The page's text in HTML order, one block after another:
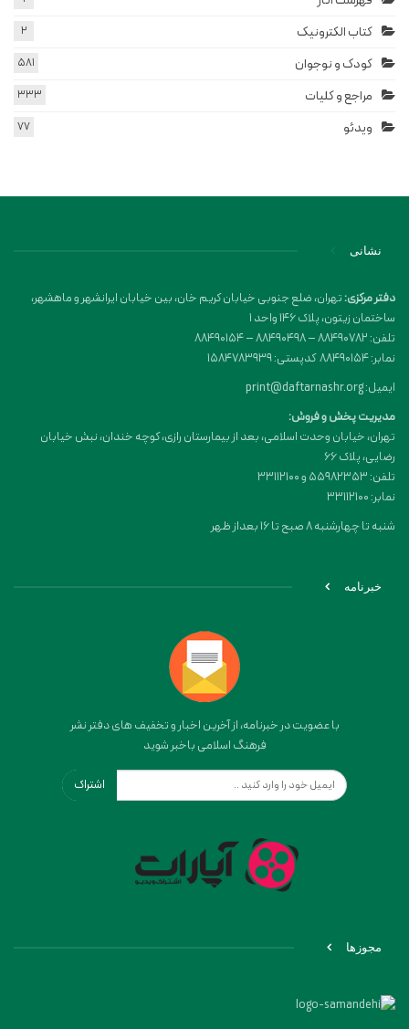
کتاب الکترونیک 2
کودک و نوجوان 581
مراجع و کلیات 333
ویدئو 77
نشانی
دفتر مرکزی:تهران، ضلع جنوبی خیابان کریم خان، بین خیابان ایرانشهر و ماهشهر،
ساختمان زیتون، پلاک 146 واحد 1
تلفن: 88490782 – 88490498 – 88490154
نمابر: 88490154 کدپستی: 1584783939
ایمیل: print@daftarnashr.org
مدیریت پخش و فروش:
تهران، خیابان وحدت اسلامی، بعد از بیمارستان رازی، کوچه خندان، نبش خیابان
رضایی، پلاک ۶۶
تلفن: 55982353 و 33112100
نمابر: 33112100
شنبه تا چهارشنبه 8 صبح تا 16 بعداز ظهر
خبرنامه
با عضویت در خبرنامه، از آخرین اخبار و تخفیف های دفتر نشر
فرهنگ اسلامی باخبر شوید
اشتراک
مجوزها